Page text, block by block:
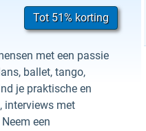
Tot 51% korting
met een passie
ballet, tango,
je praktische en
, interviews met
Neem een